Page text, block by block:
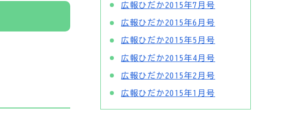
広報ひだか2015年7月号
広報ひだか2015年6月号
広報ひだか2015年5月号
広報ひだか2015年4月号
広報ひだか2015年2月号
広報ひだか2015年1月号